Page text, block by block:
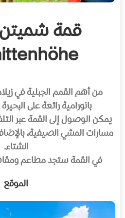
قمة
من أهم القمم الجبلية في
بانورامية رائعة على
يمكن الوصول إلى القمة عبر
مسارات المشي الصيفية،
الشتاء.
في القمة ستجد مطاعم
الموقع